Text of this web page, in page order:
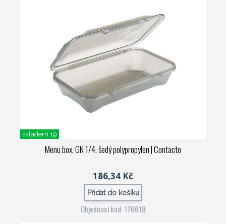
skladem 19
Menu box, GN 1/4, šedý polypropylen| Contacto
186,34 Kč
Přidat do košíku
Objednací kód: 176618